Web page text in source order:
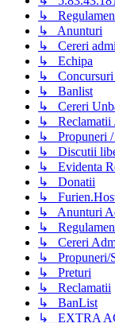
↳
↳ Anunturi
↳ Cereri
↳ Echipa
↳ Concursuri
↳ Banlist
↳ Cereri
↳ Reclamatii
↳ Propuneri /
↳ Discutii
↳ Evidenta
↳ Donatii
↳
↳ Anunturi
↳
↳ Cereri
↳ Propuneri/
↳ Preturi
↳ Reclamatii
↳ BanList
↳ EXTRA